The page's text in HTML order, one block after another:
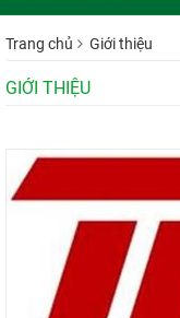
Trang chủ Giới thiệu
GIỚI THIỆU